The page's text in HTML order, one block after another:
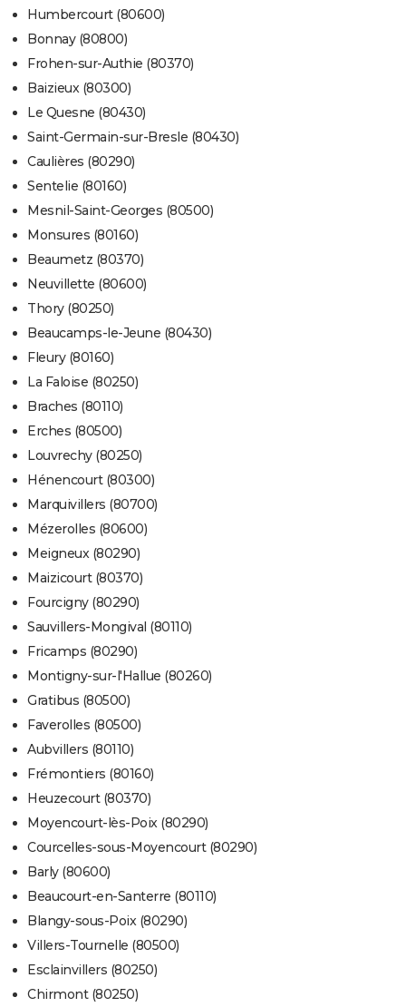
Humbercourt (80600)
Bonnay (80800)
Frohen-sur-Authie (80370)
Baizieux (80300)
Le Quesne (80430)
Saint-Germain-sur-Bresle (80430)
Caulières (80290)
Sentelie (80160)
Mesnil-Saint-Georges (80500)
Monsures (80160)
Beaumetz (80370)
Neuvillette (80600)
Thory (80250)
Beaucamps-le-Jeune (80430)
Fleury (80160)
La Faloise (80250)
Braches (80110)
Erches (80500)
Louvrechy (80250)
Hénencourt (80300)
Marquivillers (80700)
Mézerolles (80600)
Meigneux (80290)
Maizicourt (80370)
Fourcigny (80290)
Sauvillers-Mongival (80110)
Fricamps (80290)
Montigny-sur-l'Hallue (80260)
Gratibus (80500)
Faverolles (80500)
Aubvillers (80110)
Frémontiers (80160)
Heuzecourt (80370)
Moyencourt-lès-Poix (80290)
Courcelles-sous-Moyencourt (80290)
Barly (80600)
Beaucourt-en-Santerre (80110)
Blangy-sous-Poix (80290)
Villers-Tournelle (80500)
Esclainvillers (80250)
Chirmont (80250)